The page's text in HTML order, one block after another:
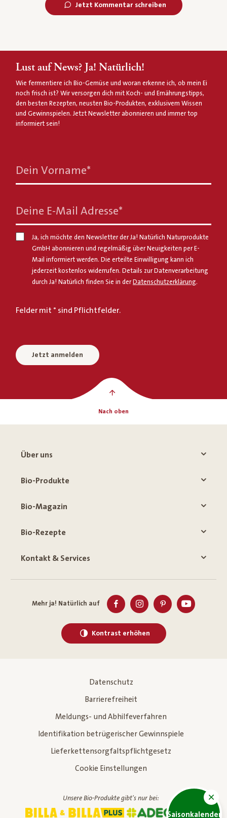
Saisonkalender
Jetzt Kommentar schreiben
Lust auf News? Ja! Natürlich!
Wie fermentiere ich Bio-Gemüse und woran erkenne ich, ob mein Ei
noch frisch ist? Wir versorgen dich mit Koch- und Ernährungstipps,
den besten Rezepten, neusten Bio-Produkten, exklusivem Wissen
und Gewinnspielen. Jetzt Newsletter abonnieren und immer top
informiert sein!
Dein Vorname*
Deine E-Mail Adresse*
Ja, ich möchte den Newsletter der Ja! Natürlich Naturprodukte
GmbH abonnieren und regelmäßig über Neuigkeiten per E-
Mail informiert werden. Die erteilte Einwilligung kann ich
jederzeit kostenlos widerrufen. Details zur Datenverarbeitung
durch Ja! Natürlich finden Sie in derDatenschutzerklärung.
Felder mit * sind Pflichtfelder.
Jetzt anmelden
Nach oben
Über uns
Bio-Produkte
Bio-Magazin
Bio-Rezepte
Kontakt & Services
Mehr ja! Natürlich auf
Kontrast erhöhen
Datenschutz
Barrierefreiheit
Meldungs- und Abhilfeverfahren
Identifikation betrügerischer Gewinnspiele
Lieferkettensorgfaltspflichtgesetz
Cookie Einstellungen
Unsere Bio-Produkte gibt's nur bei: